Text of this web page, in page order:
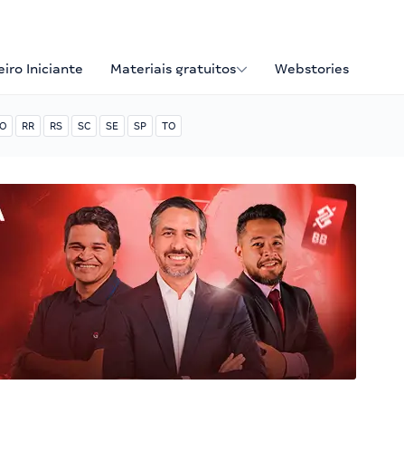
Iniciante Materiais gratuitos Webstories
RR RS SC SE SP TO